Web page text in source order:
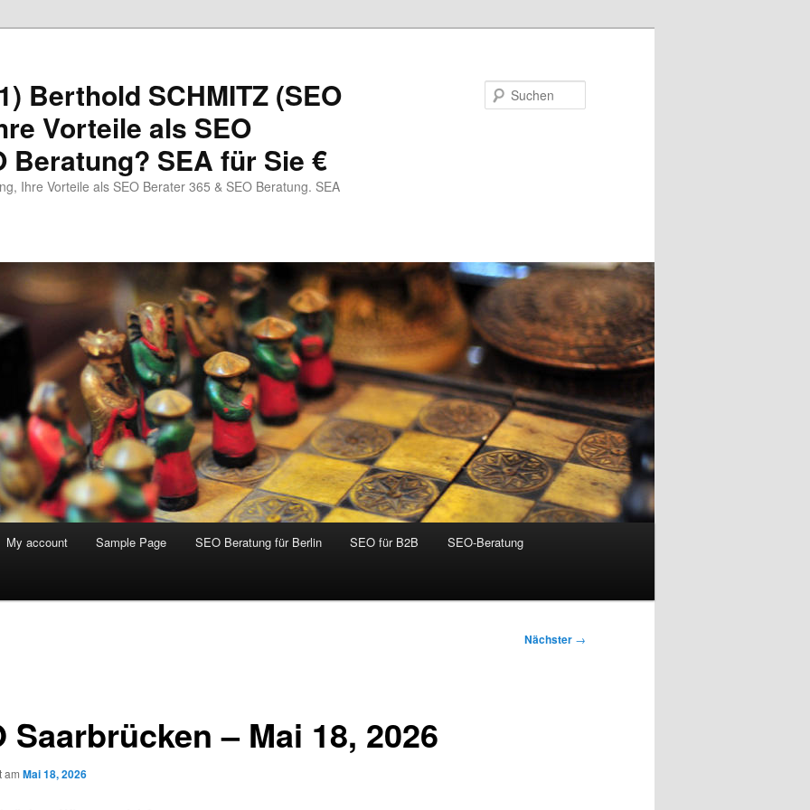
Berthold SCHMITZ (SEO
Vorteile als SEO
Beratung? SEA für Sie €
Ihre Vorteile als SEO Berater 365 & SEO Beratung. SEA
My account Sample Page SEO Beratung für Berlin SEO für B2B SEO-Beratung
Nächster →
Saarbrücken – Mai 18, 2026
am Mai 18, 2026